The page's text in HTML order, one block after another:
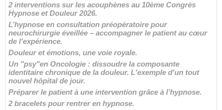
2 interventions sur les acouphènes au 10ème Congrès
Hypnose et Douleur 2026.
L’hypnose en consultation préopératoire pour
neurochirurgie éveillée – accompagner le patient au cœur
de l’expérience.
Douleur et émotions, une voie royale.
Un "psy"en Oncologie : dissoudre la composante
identitaire chronique de la douleur. L'exemple d'un tout
nouvel hôpital de jour.
Préparer le patient à une intervention grâce à l’hypnose.
2 bracelets pour rentrer en hypnose.